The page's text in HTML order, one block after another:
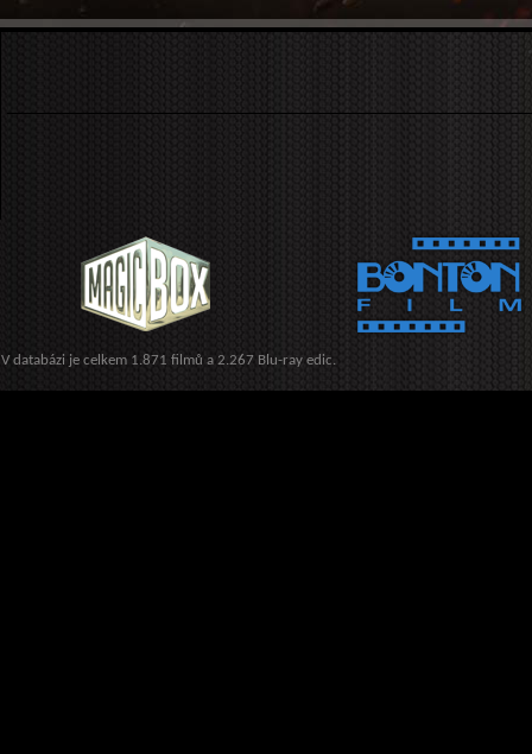
V databázi je celkem 1.871 filmů a 2.267 Blu-ray edic.